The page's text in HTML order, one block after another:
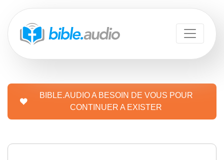
BIBLE.AUDIO A BESOIN DE VOUS POUR
CONTINUER A EXISTER